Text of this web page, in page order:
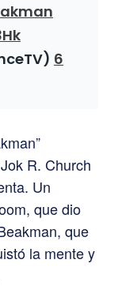
6
R. Church
Un
que dio
que
la mente y